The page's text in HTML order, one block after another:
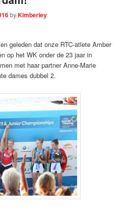
byKimberley
geleden dat onze RTC-atlete Amber
op het WK onder de 23 jaar in
met haar partner Anne-Marie
dames dubbel 2.